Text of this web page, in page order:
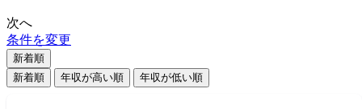
次へ
条件を変更
新着順
新着順
年収が高い順 年収が低い順